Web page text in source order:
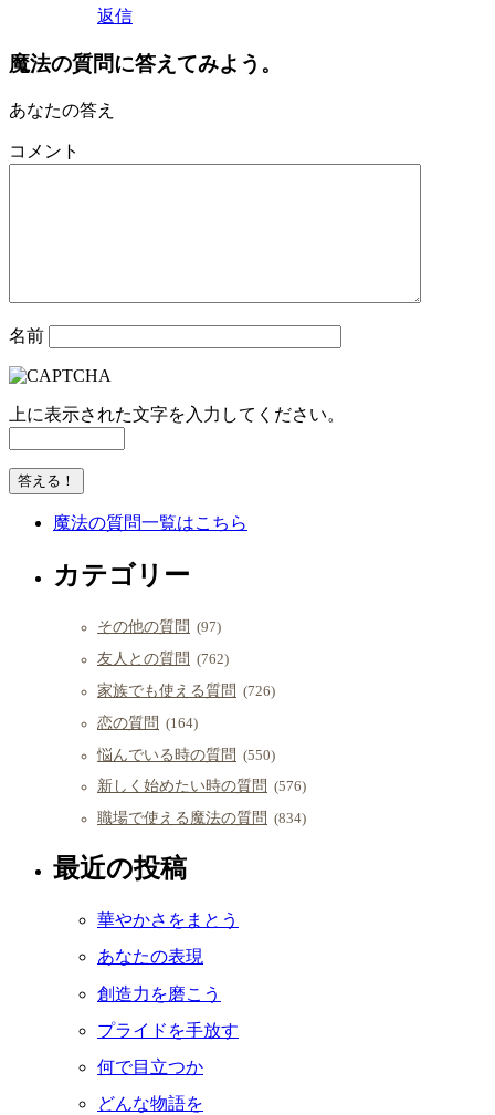
返信
魔法の質問に答えてみよう。
あなたの答え
コメント
名前
上に表示された文字を入力してください。
魔法の質問一覧はこちら
カテゴリー
その他の質問 (97)
友人との質問 (762)
家族でも使える質問 (726)
恋の質問 (164)
悩んでいる時の質問 (550)
新しく始めたい時の質問 (576)
職場で使える魔法の質問 (834)
最近の投稿
華やかさをまとう
あなたの表現
創造力を磨こう
プライドを手放す
何で目立つか
どんな物語を